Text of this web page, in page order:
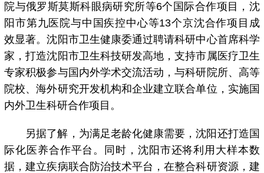
院与俄罗斯莫斯科眼病研究所等6个国际合作项目，沈
阳市第九医院与中国疾控中心等13个京沈合作项目成
效显著。沈阳市卫生健康委通过聘请科研中心首席科学
家，打造沈阳市卫生科技研发高地，支持市属医疗卫生
专家积极参与国内外学术交流活动，与科研院所、高等
院校、海外研究开发机构和企业建立联合单位，实施国
内外卫生科研合作项目。
另据了解，为满足老龄化健康需要，沈阳还打造国
际化医养合作平台。同时，沈阳市还将利用大样本数
据，建立疾病联合防治技术平台，在整合科研资源，建